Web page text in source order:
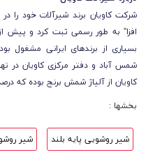
افزا” به طور رسمی ثبت کرد و پیش
بسیاری از برندهای ایرانی مشغول
شمس آباد و دفتر مرکزی کاویان در
کاویان از آلیاژ شمش برنج بوده که درصد سرب آن
بخشها :
شیر روشویی پایه بلند شیر